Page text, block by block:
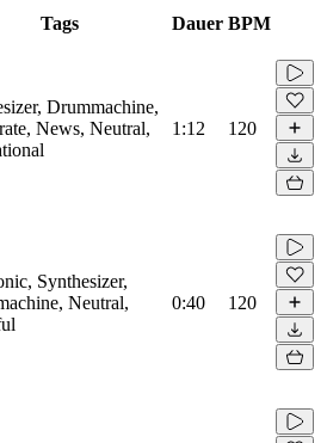
Tags Dauer BPM
Drummachine,
News, Neutral,
1:12 120
Synthesizer,
Neutral,
0:40 120